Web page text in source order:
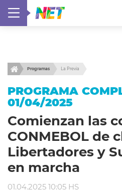
Programas La Previa
PROGRAMA
01/04/2025
Comienzan las
CONMEBOL de
Libertadores y
en marcha
01.04.2025 10:05 HS